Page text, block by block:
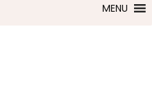
MENU